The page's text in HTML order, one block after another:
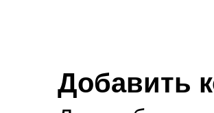
Добавить